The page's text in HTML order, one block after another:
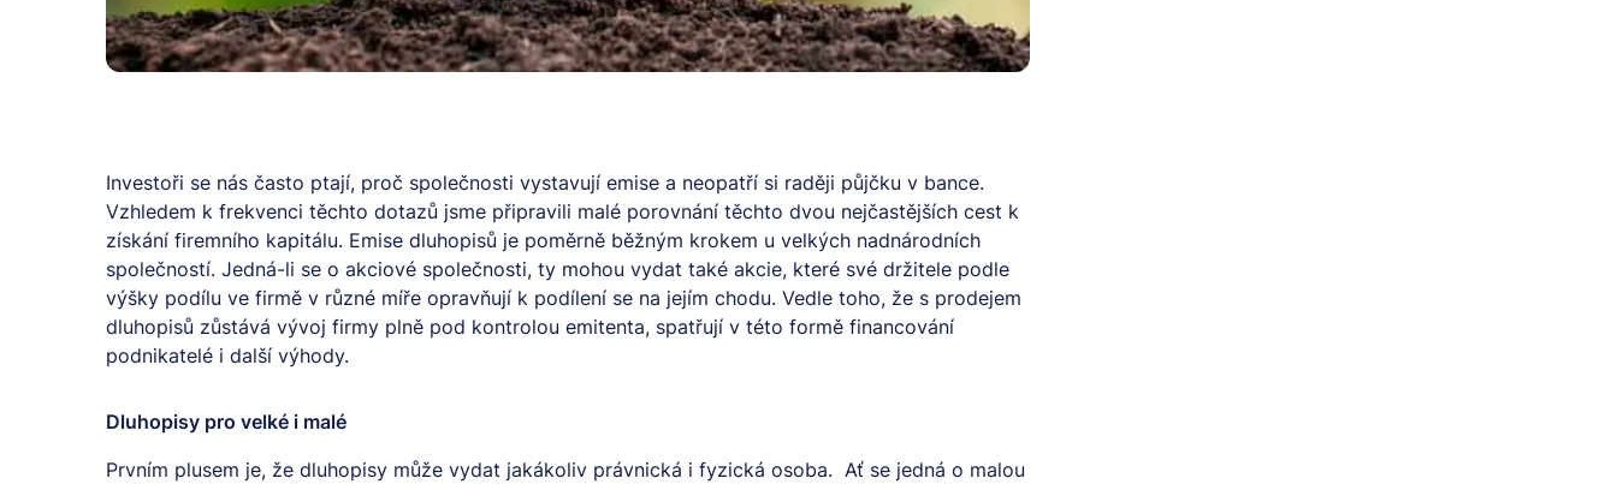
Investoři se nás často ptají, proč společnosti vystavují emise a neopatří si raději půjčku v bance.
Vzhledem k frekvenci těchto dotazů jsme připravili malé porovnání těchto dvou nejčastějších cest k
získání firemního kapitálu. Emise dluhopisů je poměrně běžným krokem u velkých nadnárodních
společností. Jedná-li se o akciové společnosti, ty mohou vydat také akcie, které své držitele podle
výšky podílu ve firmě v různé míře opravňují k podílení se na jejím chodu. Vedle toho, že s prodejem
dluhopisů zůstává vývoj firmy plně pod kontrolou emitenta, spatřují v této formě financování
podnikatelé i další výhody.
Dluhopisy pro velké i malé
Prvním plusem je, že dluhopisy může vydat jakákoliv právnická i fyzická osoba. Ať se jedná o malou